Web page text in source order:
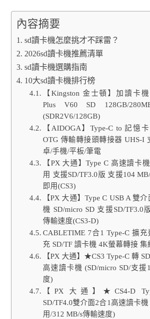
內容摘要
sd讀卡機怎麼挑才不踩雷？
2026sd讀卡機推薦清單
sd讀卡機選購指南
10大sd讀卡機排行榜
【Kingston 金士頓】加讀卡
Plus V60 SD 128GB/
(SDR2V6/128GB)
【AIDOGA】Type-C to 記憶
OTG 傳輸轉接頭轉接器 UHS-I
卓/手機/平板/筆電
【PX 大通】Type C 高速讀卡
用 支援SD/TF3.0版 支援104
即用(CS3)
【PX 大通】Type C USB A 雙
機 SD/micro SD 支援SD/TF3.0
傳輸速度(CS3-D)
CABLETIME 7合1 Type-C 擴
充 SD/TF 讀卡機 4K螢幕轉接 集
【PX 大通】★CS3 Type-C 轉
高速讀卡機 (SD/micro SD/支援
度)
【PX 大通】★CS4-D
SD/TF4.0雙介面2合1高速讀卡機
用/312 MB/s傳輸速度)